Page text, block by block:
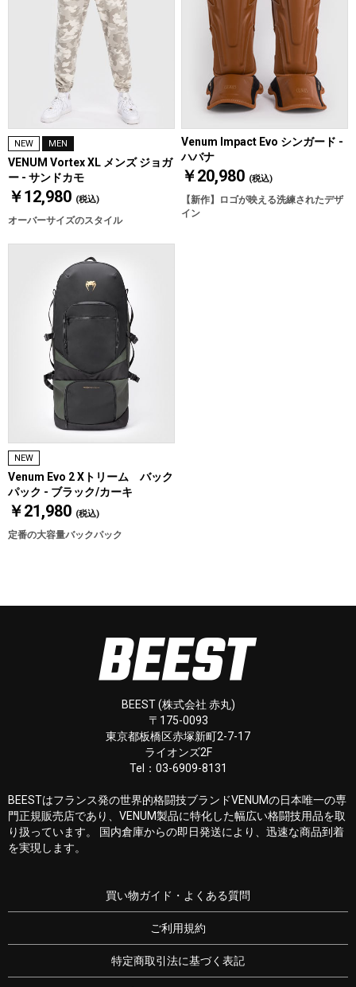
NEW MEN
VENUM Vortex XL メンズ ジョガ
ー - サンドカモ
￥12,980 (税込)
オーバーサイズのスタイル
Venum Impact Evo シンガード -
ハバナ
￥20,980 (税込)
【新作】ロゴが映える洗練されたデザ
イン
NEW
Venum Evo 2 Xトリーム バック
パック - ブラック/カーキ
￥21,980 (税込)
定番の大容量バックパック
BEEST (株式会社 赤丸)
〒175-0093
東京都板橋区赤塚新町2-7-17
ライオンズ2F
Tel：03-6909-8131
BEESTはフランス発の世界的格闘技ブランドVENUMの日本唯一の専
門正規販売店であり、VENUM製品に特化した幅広い格闘技用品を取
り扱っています。 国内倉庫からの即日発送により、迅速な商品到着
を実現します。
買い物ガイド・よくある質問
ご利用規約
特定商取引法に基づく表記